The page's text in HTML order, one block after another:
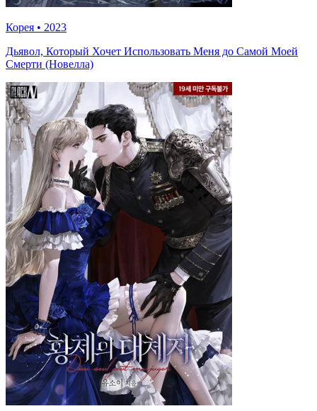
Корея • 2023
Дьявол, Который Хочет Использовать Меня до Самой Моей
Смерти (Новелла)